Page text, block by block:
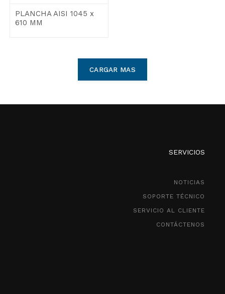
PLANCHA AISI 1045 x
610 MM
CARGAR MAS
SERVICIOS
NOTICIAS
SOPORTE TÉCNICO
SERVICIO AL CLIENTE
CONTÁCTENOS